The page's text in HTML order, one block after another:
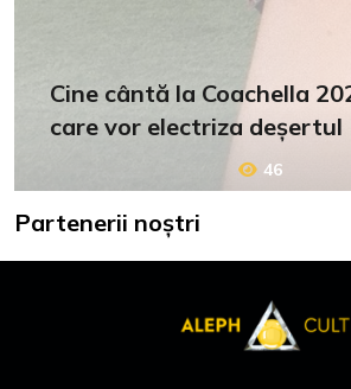
Cine cântă la Coachella
care vor electriza deșertul
46
Partenerii noștri